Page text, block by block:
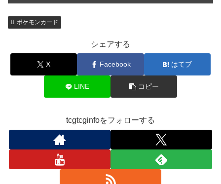
ポケモンカード
シェアする
X Facebook はてブ
LINE コピー
tcgtcginfoをフォローする